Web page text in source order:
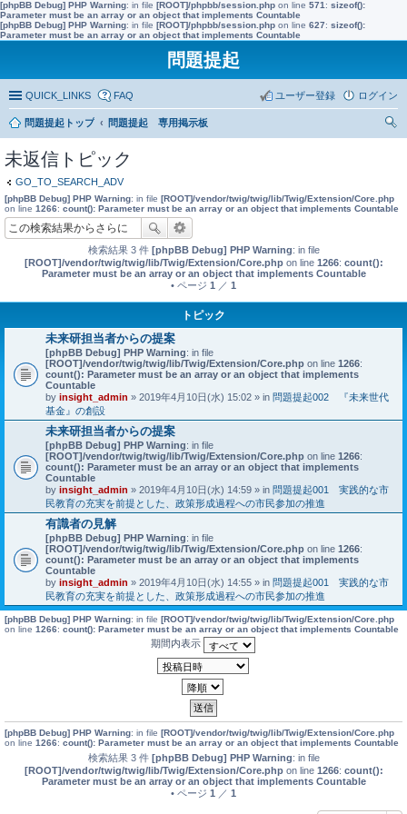
[phpBB Debug] PHP Warning: in file [ROOT]/phpbb/session.php on line 571 : sizeof():
Parameter must be an array or an object that implements Countable
[phpBB Debug] PHP Warning: in file [ROOT]/phpbb/session.php on line 627: sizeof():
Parameter must be an array or an object that implements Countable
問題提起
QUICK_LINKS FAQ ログイン
ユーザー登録
問題提起トップ
問題提起 専用掲示板
未返信トピック
GO_TO_SEARCH_ADV
[phpBB Debug] PHP Warning: in file [ROOT]/vendor/twig/twig/lib/Twig/Extension/Core.php
on line 1266: count(): Parameter must be an array or an object that implements Countable
検索結果 3 件 [phpBB Debug] PHP Warning: in file
[ROOT]/vendor/twig/twig/lib/Twig/Extension/Core.phpon line 1266: count():
Parameter must be an array or an object that implements Countable
• ページ 1 ／ 1
トピック
未来研担当者からの提案
[phpBB Debug] PHP Warning: in file
[ROOT]/vendor/twig/twig/lib/Twig/Extension/Core.php on line 1266:
count(): Parameter must be an array or an object that implements
Countable
by insight_admin » 2019年4月10日(水) 15:02 » in 問題提起002 『未来世代
基金』の創設
未来研担当者からの提案
[phpBB Debug] PHP Warning: in file
[ROOT]/vendor/twig/twig/lib/Twig/Extension/Core.php on line 1266:
count(): Parameter must be an array or an object that implements
Countable
by insight_admin » 2019年4月10日(水) 14:59 » in 問題提起001 実践的な市
民教育の充実を前提とした、政策形成過程への市民参加の推進
有識者の見解
[phpBB Debug] PHP Warning: in file
[ROOT]/vendor/twig/twig/lib/Twig/Extension/Core.php on line 1266:
count(): Parameter must be an array or an object that implements
Countable
by insight_admin » 2019年4月10日(水) 14:55 » in 問題提起001 実践的な市
民教育の充実を前提とした、政策形成過程への市民参加の推進
[phpBB Debug] PHP Warning: in file [ROOT]/vendor/twig/twig/lib/Twig/Extension/Core.php
on line 1266: count(): Parameter must be an array or an object that implements Countable
期間内表示
[phpBB Debug] PHP Warning: in file [ROOT]/vendor/twig/twig/lib/Twig/Extension/Core.php
on line 1266: count(): Parameter must be an array or an object that implements Countable
検索結果 3 件 [phpBB Debug] PHP Warning: in file
[ROOT]/vendor/twig/twig/lib/Twig/Extension/Core.phpon line 1266: count():
Parameter must be an array or an object that implements Countable
• ページ 1 ／ 1